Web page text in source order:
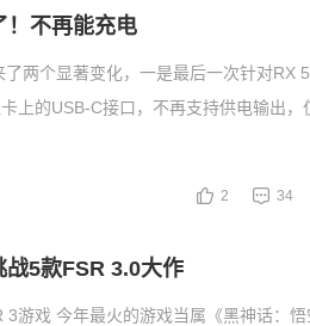
！不再能充电
两个显著变化，一是最后一次针对RX
上的USB-C接口，不再支持供电输出，
2 34
5款FSR 3.0大作
游戏 今年最火的游戏当属《黑神话：悟